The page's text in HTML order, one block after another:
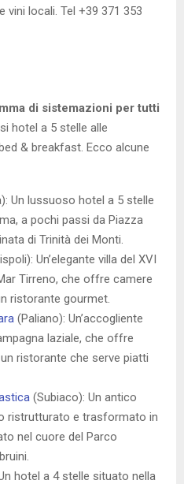
vini locali. Tel +39 371 353
di sistemazioni per tutti
hotel a 5 stelle alle
& breakfast. Ecco alcune
Un lussuoso hotel a 5 stelle
a pochi passi da Piazza
di Trinità dei Monti.
Un’elegante villa del XVI
Tirreno, che offre camere
ristorante gourmet.
(Paliano): Un’accogliente
laziale, che offre
ristorante che serve piatti
(Subiaco): Un antico
ristrutturato e trasformato in
nel cuore del Parco
hotel a 4 stelle situato nella